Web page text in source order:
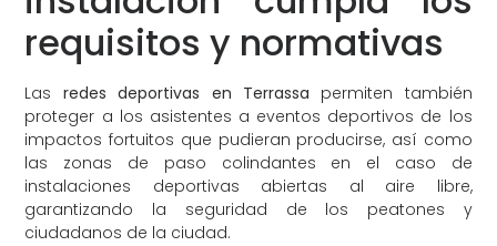
requisitos y normativas
Las redes deportivas en Terrassa permiten también
proteger a los asistentes a eventos deportivos de los
impactos fortuitos que pudieran producirse, así como
las zonas de paso colindantes en el caso de
instalaciones deportivas abiertas al aire libre,
garantizando la seguridad de los peatones y
ciudadanos de la ciudad.